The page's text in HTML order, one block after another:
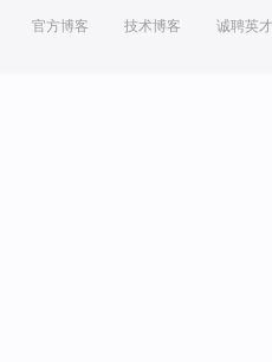
官方博客 技术博客 诚聘英才